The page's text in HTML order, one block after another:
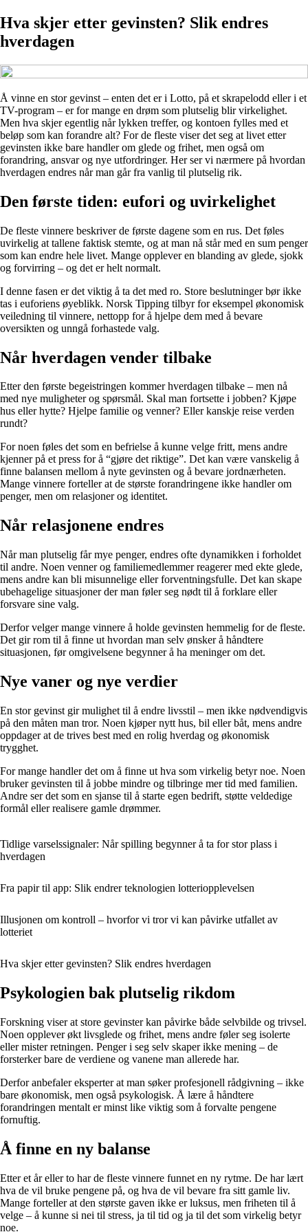
Hva skjer etter gevinsten? Slik endres
hverdagen
Å vinne en stor gevinst – enten det er i Lotto, på et skrapelodd eller i et
TV-program – er for mange en drøm som plutselig blir virkelighet.
Men hva skjer egentlig når lykken treffer, og kontoen fylles med et
beløp som kan forandre alt? For de fleste viser det seg at livet etter
gevinsten ikke bare handler om glede og frihet, men også om
forandring, ansvar og nye utfordringer. Her ser vi nærmere på hvordan
hverdagen endres når man går fra vanlig til plutselig rik.
Den første tiden: eufori og uvirkelighet
De fleste vinnere beskriver de første dagene som en rus. Det føles
uvirkelig at tallene faktisk stemte, og at man nå står med en sum penger
som kan endre hele livet. Mange opplever en blanding av glede, sjokk
og forvirring – og det er helt normalt.
I denne fasen er det viktig å ta det med ro. Store beslutninger bør ikke
tas i euforiens øyeblikk. Norsk Tipping tilbyr for eksempel økonomisk
veiledning til vinnere, nettopp for å hjelpe dem med å bevare
oversikten og unngå forhastede valg.
Når hverdagen vender tilbake
Etter den første begeistringen kommer hverdagen tilbake – men nå
med nye muligheter og spørsmål. Skal man fortsette i jobben? Kjøpe
hus eller hytte? Hjelpe familie og venner? Eller kanskje reise verden
rundt?
For noen føles det som en befrielse å kunne velge fritt, mens andre
kjenner på et press for å “gjøre det riktige”. Det kan være vanskelig å
finne balansen mellom å nyte gevinsten og å bevare jordnærheten.
Mange vinnere forteller at de største forandringene ikke handler om
penger, men om relasjoner og identitet.
Når relasjonene endres
Når man plutselig får mye penger, endres ofte dynamikken i forholdet
til andre. Noen venner og familiemedlemmer reagerer med ekte glede,
mens andre kan bli misunnelige eller forventningsfulle. Det kan skape
ubehagelige situasjoner der man føler seg nødt til å forklare eller
forsvare sine valg.
Derfor velger mange vinnere å holde gevinsten hemmelig for de fleste.
Det gir rom til å finne ut hvordan man selv ønsker å håndtere
situasjonen, før omgivelsene begynner å ha meninger om det.
Nye vaner og nye verdier
En stor gevinst gir mulighet til å endre livsstil – men ikke nødvendigvis
på den måten man tror. Noen kjøper nytt hus, bil eller båt, mens andre
oppdager at de trives best med en rolig hverdag og økonomisk
trygghet.
For mange handler det om å finne ut hva som virkelig betyr noe. Noen
bruker gevinsten til å jobbe mindre og tilbringe mer tid med familien.
Andre ser det som en sjanse til å starte egen bedrift, støtte veldedige
formål eller realisere gamle drømmer.
Tidlige varselssignaler: Når spilling begynner å ta for stor plass i
hverdagen
Fra papir til app: Slik endrer teknologien lotteriopplevelsen
Illusjonen om kontroll – hvorfor vi tror vi kan påvirke utfallet av
lotteriet
Hva skjer etter gevinsten? Slik endres hverdagen
Psykologien bak plutselig rikdom
Forskning viser at store gevinster kan påvirke både selvbilde og trivsel.
Noen opplever økt livsglede og frihet, mens andre føler seg isolerte
eller mister retningen. Penger i seg selv skaper ikke mening – de
forsterker bare de verdiene og vanene man allerede har.
Derfor anbefaler eksperter at man søker profesjonell rådgivning – ikke
bare økonomisk, men også psykologisk. Å lære å håndtere
forandringen mentalt er minst like viktig som å forvalte pengene
fornuftig.
Å finne en ny balanse
Etter et år eller to har de fleste vinnere funnet en ny rytme. De har lært
hva de vil bruke pengene på, og hva de vil bevare fra sitt gamle liv.
Mange forteller at den største gaven ikke er luksus, men friheten til å
velge – å kunne si nei til stress, ja til tid og ja til det som virkelig betyr
noe.